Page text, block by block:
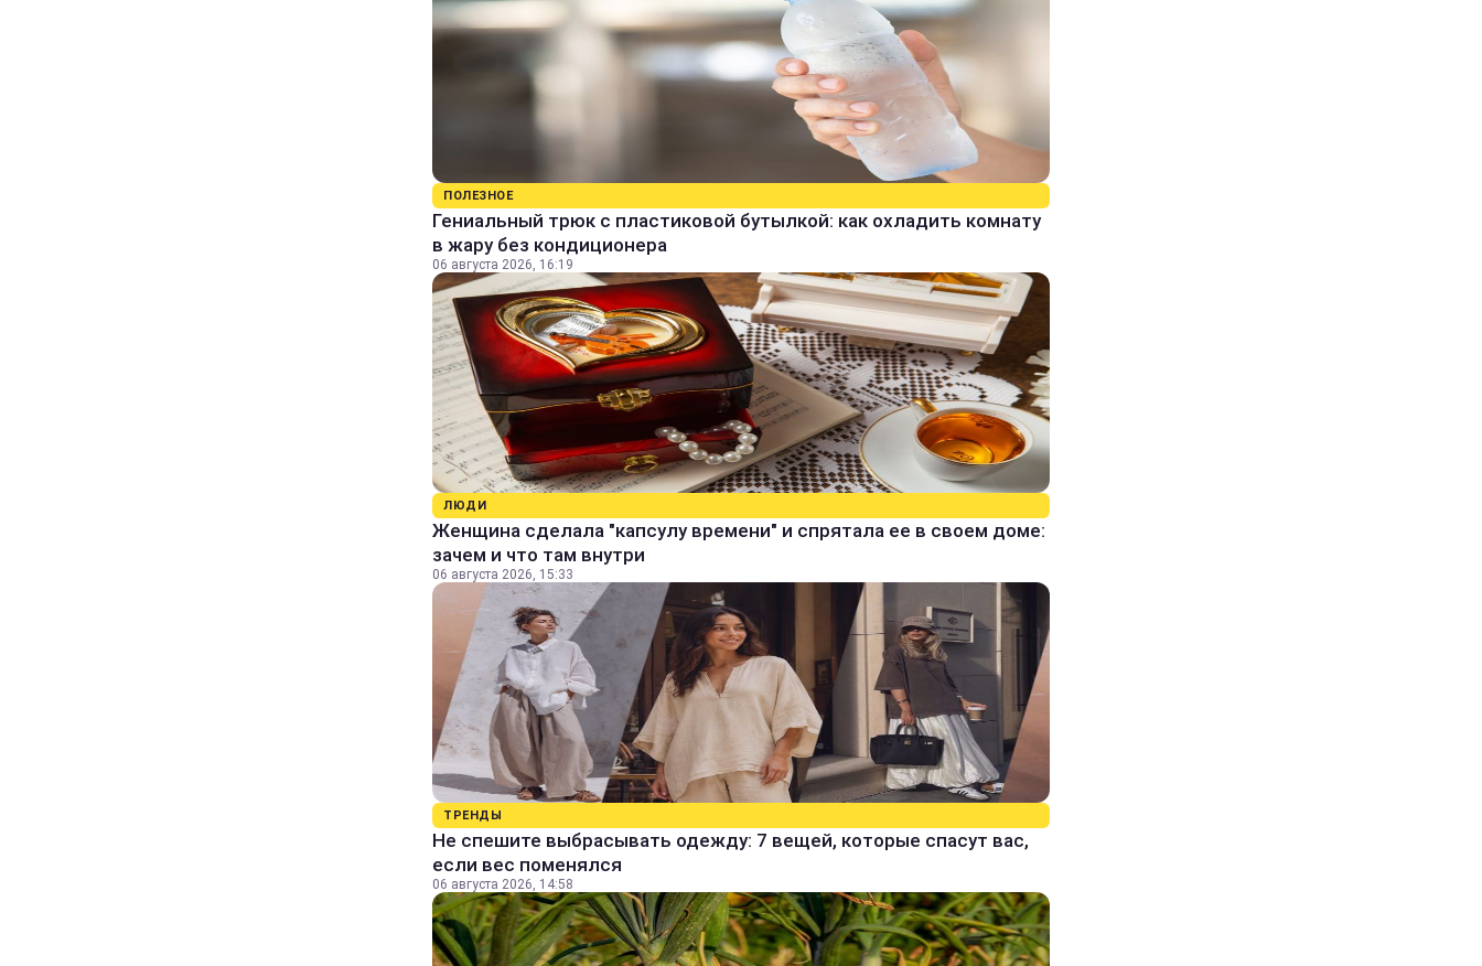
ПОЛЕЗНОЕ
Гениальный трюк с пластиковой бутылкой: как охладить комнату
в жару без кондиционера
06 августа 2026, 16:19
ЛЮДИ
Женщина сделала "капсулу времени" и спрятала ее в своем доме:
зачем и что там внутри
06 августа 2026, 15:33
ТРЕНДЫ
Не спешите выбрасывать одежду: 7 вещей, которые спасут вас,
если вес поменялся
06 августа 2026, 14:58